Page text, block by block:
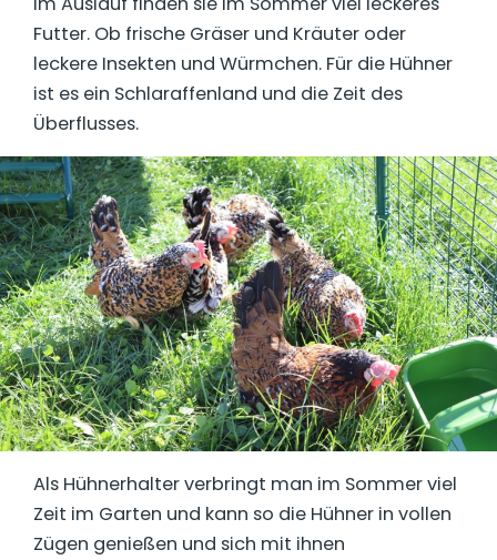
Futter. Ob frische Gräser und Kräuter oder
leckere Insekten und Würmchen. Für die Hühner
ist es ein Schlaraffenland und die Zeit des
Überflusses.
Als Hühnerhalter verbringt man im Sommer viel
Zeit im Garten und kann so die Hühner in vollen
Zügen genießen und sich mit ihnen